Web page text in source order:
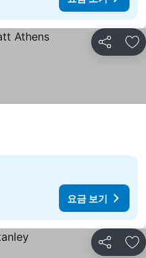
공유 즐
요금 보기
공유 즐